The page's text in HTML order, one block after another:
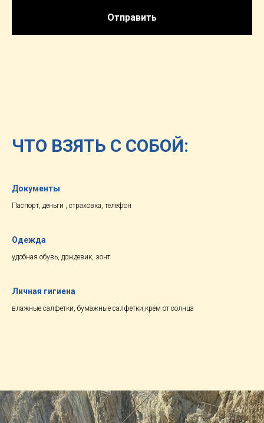
Отправить
ЧТО ВЗЯТЬ С СОБОЙ:
Документы
Паспорт, деньги , страховка, телефон
Одежда
удобная обувь, дождевик, зонт
Личная гигиена
влажные салфетки, бумажные салфетки,крем от солнца